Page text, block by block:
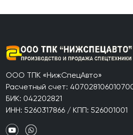
ООО ТПК «НижСпецАвто»
Расчетный счет:
БИК: 042202821
ИНН: 5260317866 / КПП: 526001001